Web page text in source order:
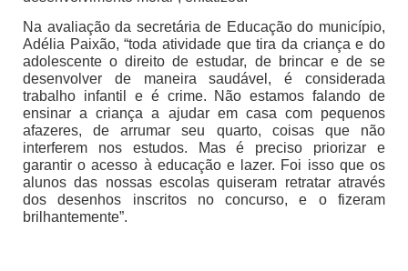
Na avaliação da secretária de Educação do município,
Adélia Paixão, “toda atividade que tira da criança e do
adolescente o direito de estudar, de brincar e de se
desenvolver de maneira saudável, é considerada
trabalho infantil e é crime. Não estamos falando de
ensinar a criança a ajudar em casa com pequenos
afazeres, de arrumar seu quarto, coisas que não
interferem nos estudos. Mas é preciso priorizar e
garantir o acesso à educação e lazer. Foi isso que os
alunos das nossas escolas quiseram retratar através
dos desenhos inscritos no concurso, e o fizeram
brilhantemente”.